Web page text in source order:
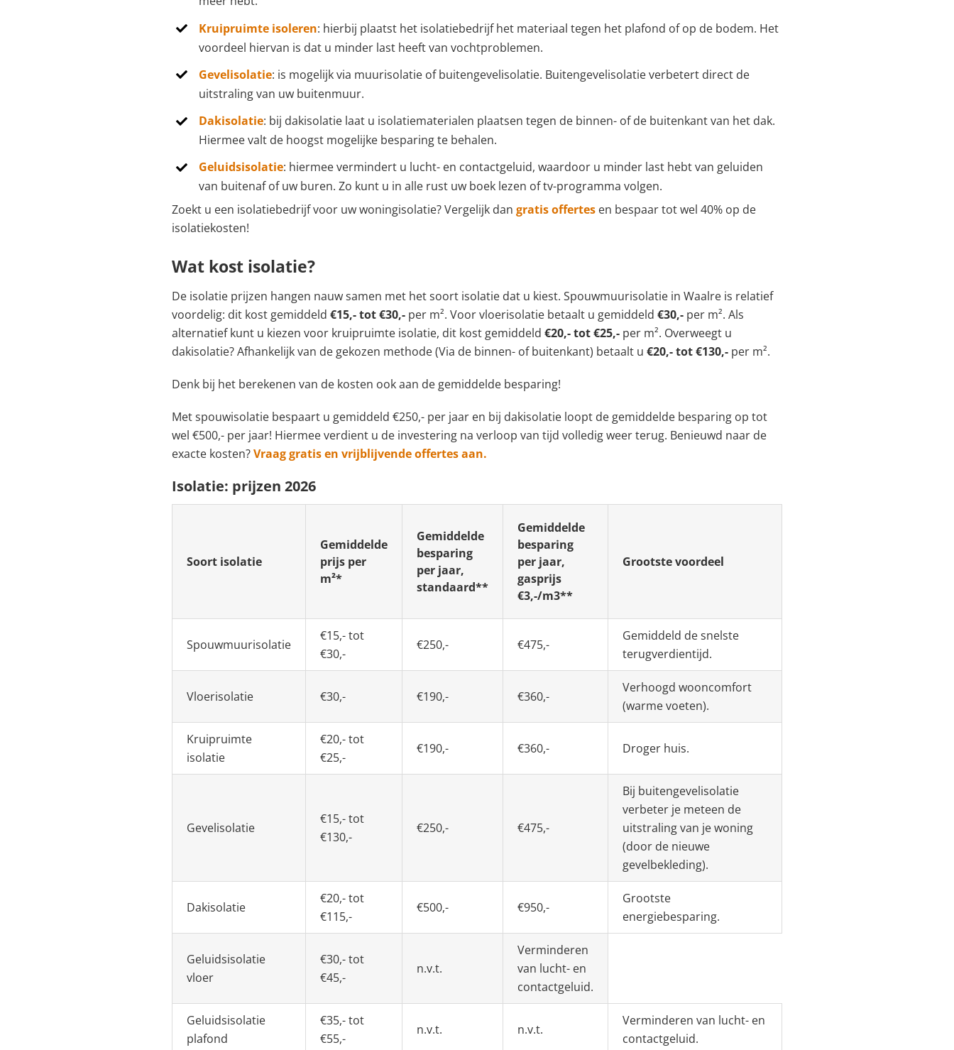
Kruipruimte isoleren: hierbij plaatst het isolatiebedrijf het materiaal tegen het plafond of op de bodem. Het
voordeel hiervan is dat u minder last heeft van vochtproblemen.
Gevelisolatie: is mogelijk via muurisolatie of buitengevelisolatie. Buitengevelisolatie verbetert direct de
uitstraling van uw buitenmuur.
Dakisolatie: bij dakisolatie laat u isolatiematerialen plaatsen tegen de binnen- of de buitenkant van het dak.
Hiermee valt de hoogst mogelijke besparing te behalen.
Geluidsisolatie: hiermee vermindert u lucht- en contactgeluid, waardoor u minder last hebt van geluiden
van buitenaf of uw buren. Zo kunt u in alle rust uw boek lezen of tv-programma volgen.
Zoekt u een isolatiebedrijf voor uw woningisolatie? Vergelijk dan gratis offertes en bespaar tot wel 40% op de
isolatiekosten!
Wat kost isolatie?
De isolatie prijzen hangen nauw samen met het soort isolatie dat u kiest. Spouwmuurisolatie in Waalre is relatief
voordelig: dit kost gemiddeld €15,- tot €30,- per m². Voor vloerisolatie betaalt u gemiddeld €30,- per m². Als
alternatief kunt u kiezen voor kruipruimte isolatie, dit kost gemiddeld €20,- tot €25,- per m². Overweegt u
dakisolatie? Afhankelijk van de gekozen methode (Via de binnen- of buitenkant) betaalt u €20,- tot €130,- per m².
Denk bij het berekenen van de kosten ook aan de gemiddelde besparing!
Met spouwisolatie bespaart u gemiddeld €250,- per jaar en bij dakisolatie loopt de gemiddelde besparing op tot
wel €500,- per jaar! Hiermee verdient u de investering na verloop van tijd volledig weer terug. Benieuwd naar de
exacte kosten?Vraag gratis en vrijblijvende offertes aan.
Isolatie: prijzen 2026
Soort isolatie
Gemiddelde
prijs per
m²*
Gemiddelde
besparing
per jaar,
standaard**
Gemiddelde
besparing
per jaar,
gasprijs
€3,-/m3**
Grootste voordeel
Spouwmuurisolatie
€15,- tot
€30,-
€250,- €475,-
Gemiddeld de snelste
terugverdientijd.
Vloerisolatie €30,- €190,- €360,-
Verhoogd wooncomfort
(warme voeten).
Kruipruimte
isolatie
€20,- tot
€25,-
€190,- €360,- Droger huis.
Gevelisolatie
€15,- tot
€130,-
€250,- €475,-
Bij buitengevelisolatie
verbeter je meteen de
uitstraling van je woning
(door de nieuwe
gevelbekleding).
Dakisolatie
€20,- tot
€115,-
€500,- €950,-
Grootste
energiebesparing.
Geluidsisolatie
vloer
€30,- tot
€45,-
n.v.t.
Verminderen
van lucht- en
contactgeluid.
Geluidsisolatie
plafond
€35,- tot
€55,-
n.v.t. n.v.t.
Verminderen van lucht- en
contactgeluid.